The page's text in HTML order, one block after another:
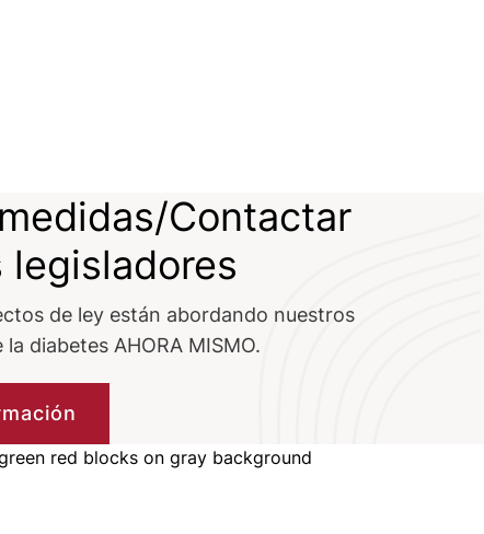
Contactar
legisladores
de ley están abordando nuestros
diabetes AHORA MISMO.